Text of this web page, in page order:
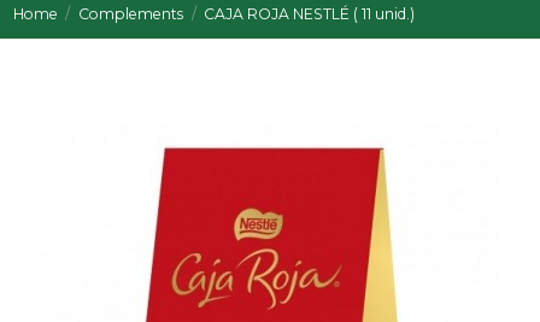
Home Complements CAJA ROJA NESTLÉ ( 11 unid.)